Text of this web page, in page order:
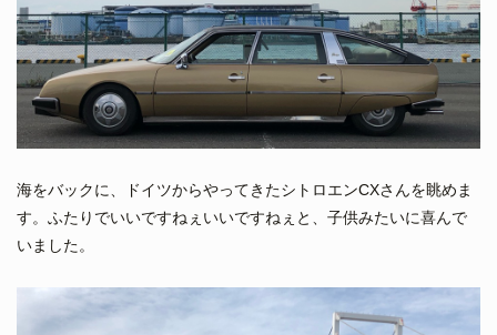
海をバックに、ドイツからやってきたシトロエンCXさんを眺めま
す。ふたりでいいですねぇいいですねぇと、子供みたいに喜んで
いました。